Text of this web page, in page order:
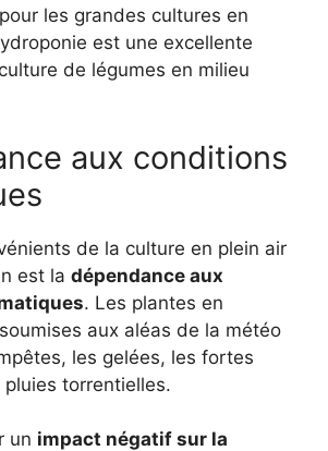
les grandes cultures en
est une excellente
de légumes en milieu
aux conditions
de la culture en plein air
est la dépendance aux
. Les plantes en
aux aléas de la météo
les gelées, les fortes
torrentielles.
un impact négatif sur la